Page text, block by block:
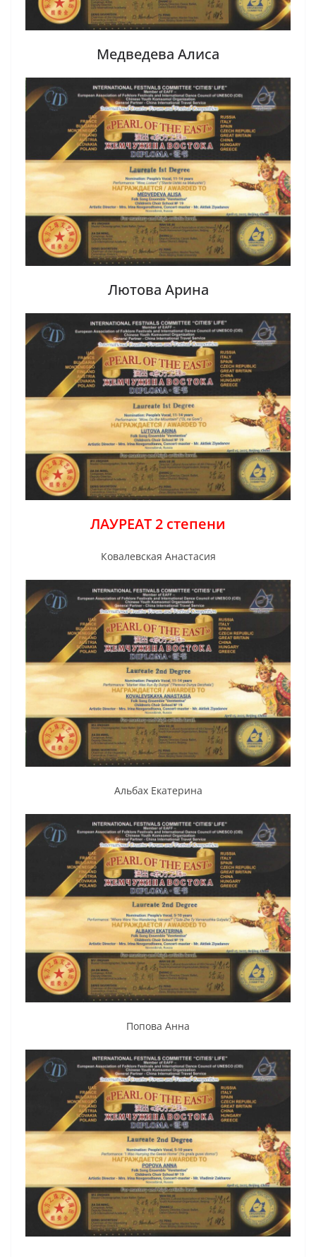
Медведева Алиса
Лютова Арина
ЛАУРЕАТ 2 степени
Ковалевская Анастасия
Альбах Екатерина
Попова Анна